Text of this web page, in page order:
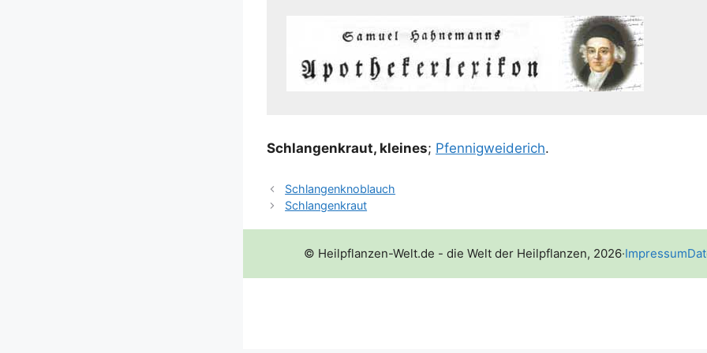
Schlan­gen­kraut, klei­nes; Pfen­nig­wei­de­rich.
Schlangenknoblauch
Schlangenkraut
© Heilpflanzen-Welt.de - die Welt der Heilpflanzen, 2026·Impressum